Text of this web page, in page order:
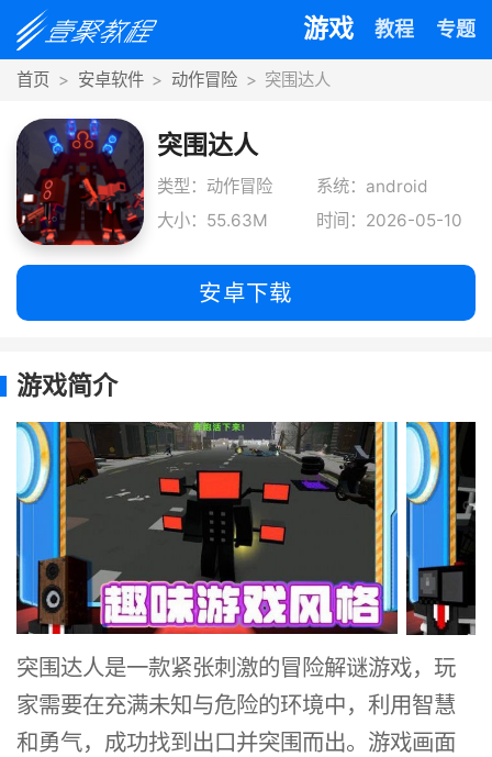
游戏 教程 专题
首页 安卓软件 动作冒险 突围达人
突围达人
类型：动作冒险
系统：android
大小：55.63M
时间：2026-05-10
安卓下载
游戏简介
突围达人是一款紧张刺激的冒险解谜游戏，玩
家需要在充满未知与危险的环境中，利用智慧
和勇气，成功找到出口并突围而出。游戏画面